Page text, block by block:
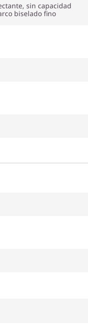
sin capacidad
biselado fino